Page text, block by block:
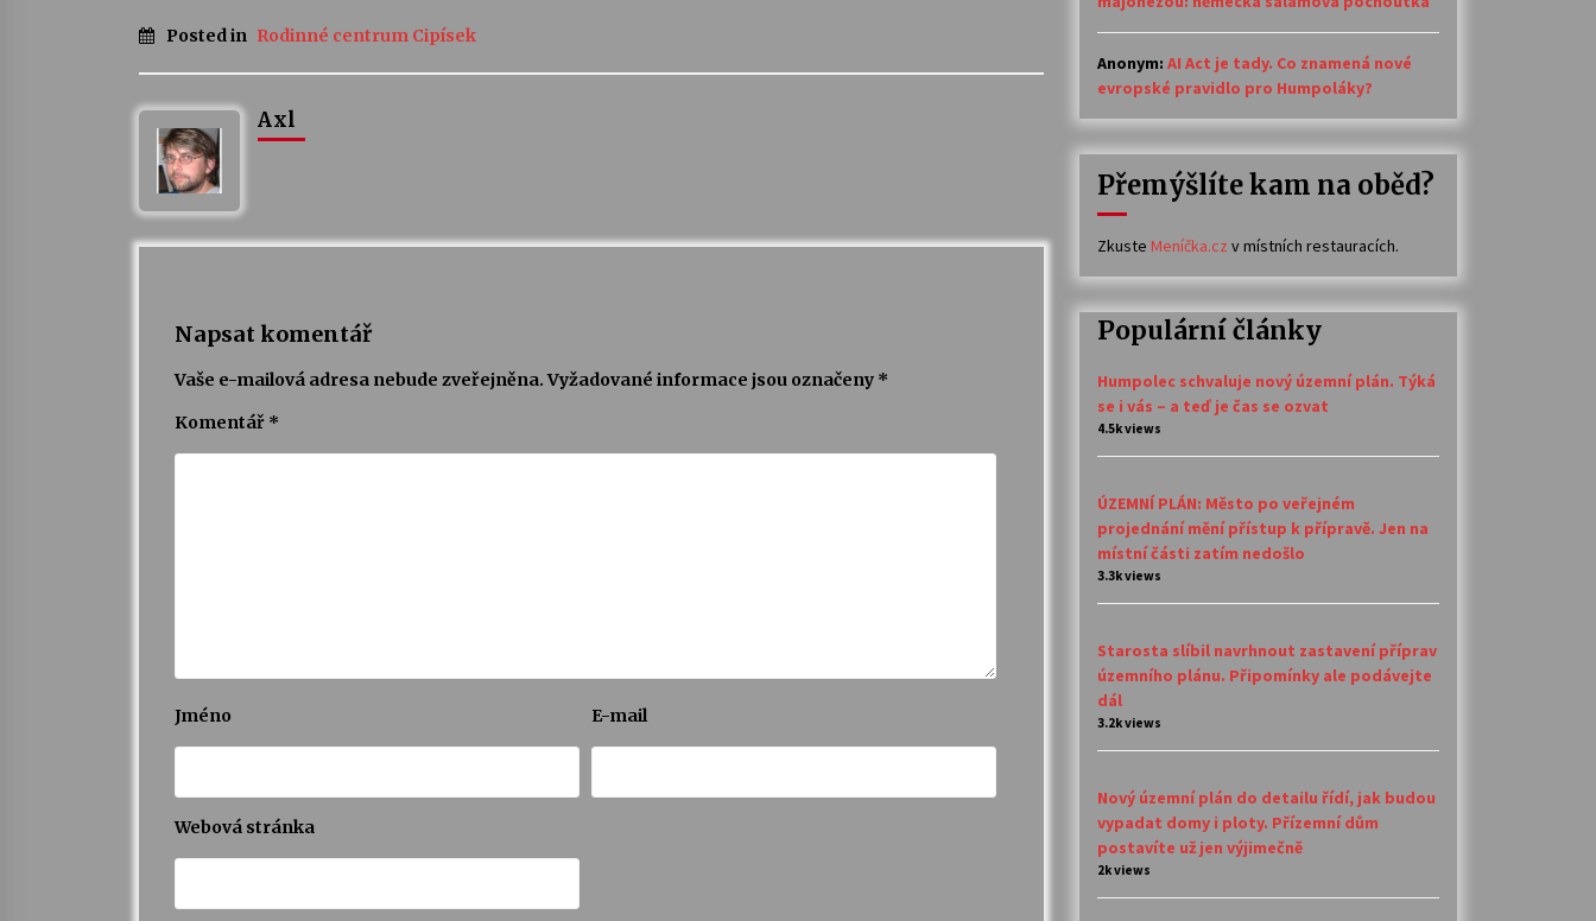
Posted in Rodinné centrum Cipísek
Axl
Napsat komentář
Vaše e-mailová adresa nebude zveřejněna. Vyžadované informace jsou označeny *
Komentář *
Jméno E-mail
Webová stránka
Anonym: AI Act je tady. Co znamená nové
evropské pravidlo pro Humpoláky?
Přemýšlíte kam na oběd?
Zkuste Meníčka.cz v místních restauracích.
Populární články
Humpolec schvaluje nový územní plán. Týká
se i vás – a teď je čas se ozvat
4.5k views
ÚZEMNÍ PLÁN: Město po veřejném
projednání mění přístup k přípravě. Jen na
místní části zatím nedošlo
3.3k views
Starosta slíbil navrhnout zastavení příprav
územního plánu. Připomínky ale podávejte
dál
3.2k views
Nový územní plán do detailu řídí, jak budou
vypadat domy i ploty. Přízemní dům
postavíte už jen výjimečně
2k views